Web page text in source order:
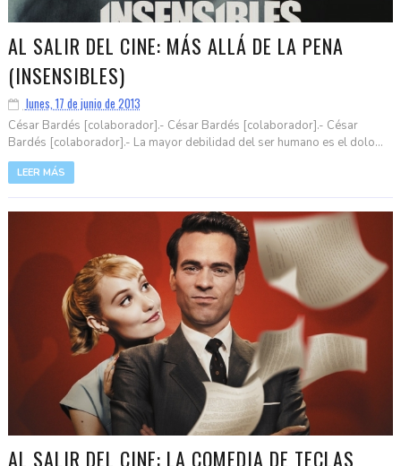
AL SALIR DEL CINE: MÁS ALLÁ DE LA PENA
(INSENSIBLES)
lunes, 17 de junio de 2013
César Bardés [colaborador].- César Bardés [colaborador].- César
Bardés [colaborador].- La mayor debilidad del ser humano es el dolo...
LEER MÁS
AL SALIR DEL CINE: LA COMEDIA DE TECLAS